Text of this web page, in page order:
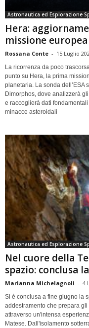
Astronautica ed Esplorazione
Hera:
missione
Rossana Conte - 15 Luglio
La ricorrenza da poco
punto su Hera, la prima
planetaria. La sonda dell’ESA
Dimorphos, dove analizzerà
e raccoglierà dati
minacce asteroidali
Astronautica ed Esplorazione
Nel cuore della
spazio: conclusa
Marianna Michelagnoli - 4
Si è conclusa a fine giugno la
addestramento che prepara
attraverso un'intensa
Matese. Dall'isolamento